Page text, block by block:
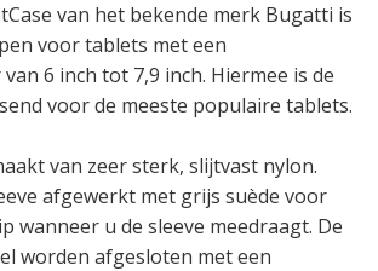
van het bekende merk Bugatti is
voor tablets met een
6 inch tot 7,9 inch. Hiermee is de
voor de meeste populaire tablets.
van zeer sterk, slijtvast nylon.
afgewerkt met grijs suède voor
wanneer u de sleeve meedraagt. De
worden afgesloten met een